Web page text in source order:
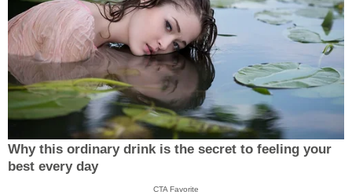
Why this ordinary drink is the secret to feeling your
best every day
CTA Favorite